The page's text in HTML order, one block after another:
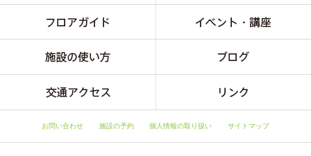
お問い合わせ 施設の予約 個人情報の取り扱い サイトマップ